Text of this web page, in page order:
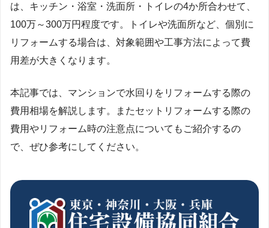
は、キッチン・浴室・洗面所・トイレの4か所合わせて、
100万～300万円程度です。トイレや洗面所など、個別に
リフォームする場合は、対象範囲や工事方法によって費
用差が大きくなります。
本記事では、マンションで水回りをリフォームする際の
費用相場を解説します。またセットリフォームする際の
費用やリフォーム時の注意点についてもご紹介するの
で、ぜひ参考にしてください。